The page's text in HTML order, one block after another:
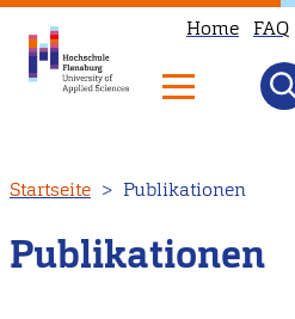
zum
Inhalt
Home FAQ
Startseite Publikationen
Publikationen